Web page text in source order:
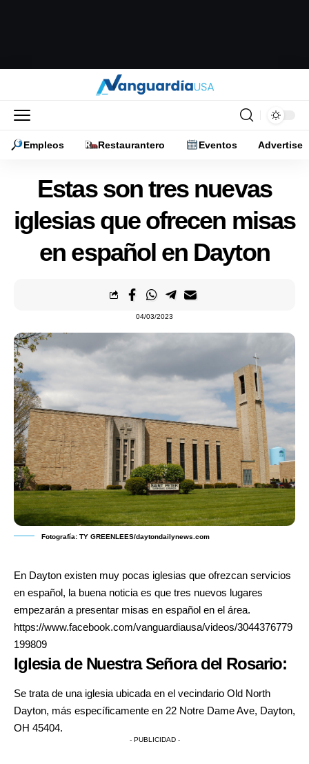
Empleos Restaurantero Eventos Advertise
Estas son tres nuevas
iglesias que ofrecen misas
en español en Dayton
04/03/2023
Fotografía: TY GREENLEES/daytondailynews.com
En Dayton existen muy pocas iglesias que ofrezcan servicios
en español, la buena noticia es que tres nuevos lugares
empezarán a presentar misas en español en el área.
https://www.facebook.com/vanguardiausa/videos/3044376779
199809
Iglesia de Nuestra Señora del Rosario:
Se trata de una iglesia ubicada en el vecindario Old North
Dayton, más específicamente en 22 Notre Dame Ave, Dayton,
OH 45404.
- PUBLICIDAD -